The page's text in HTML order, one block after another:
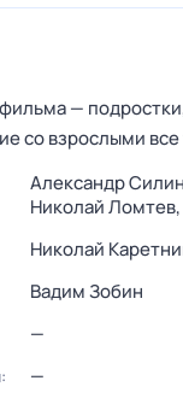
—
со взрослыми
Александр
Николай Ломтев,
Николай
Вадим Зобин
—
—